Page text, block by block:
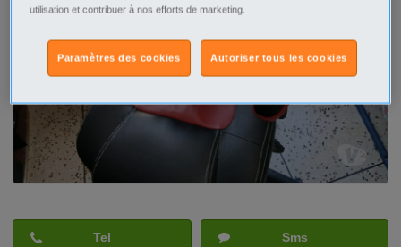
Tel Sms
utilisation et contribuer à nos efforts de marketing.
Autoriser tous les cookies
Paramètres des cookies